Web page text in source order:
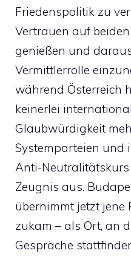
Friedenspolitik zu
Vertrauen auf beiden
genießen und
Vermittlerrolle
während Österreich
keinerlei
Glaubwürdigkeit
Systemparteien und
Anti-
Zeugnis aus.
übernimmt jetzt jene
zukam – als Ort, an
Gespräche